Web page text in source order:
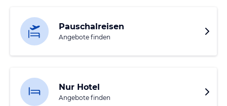
Pauschalreisen
Angebote finden
Nur Hotel
Angebote finden